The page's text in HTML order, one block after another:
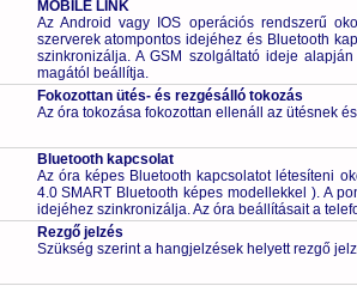
MOBILE LINK
Az Android vagy IOS operációs rendszerű
szerverek atompontos idejéhez és Bluetooth
szinkronizálja. A GSM szolgáltató ideje
magától beállítja.
Fokozottan ütés- és rezgésálló tokozás
Az óra tokozása fokozottan ellenáll az ütésnek
Bluetooth kapcsolat
Az óra képes Bluetooth kapcsolatot létesíteni
4.0 SMART Bluetooth képes modellekkel ). A
idejéhez szinkronizálja. Az óra beállításait a
Rezgő jelzés
Szükség szerint a hangjelzések helyett rezgő